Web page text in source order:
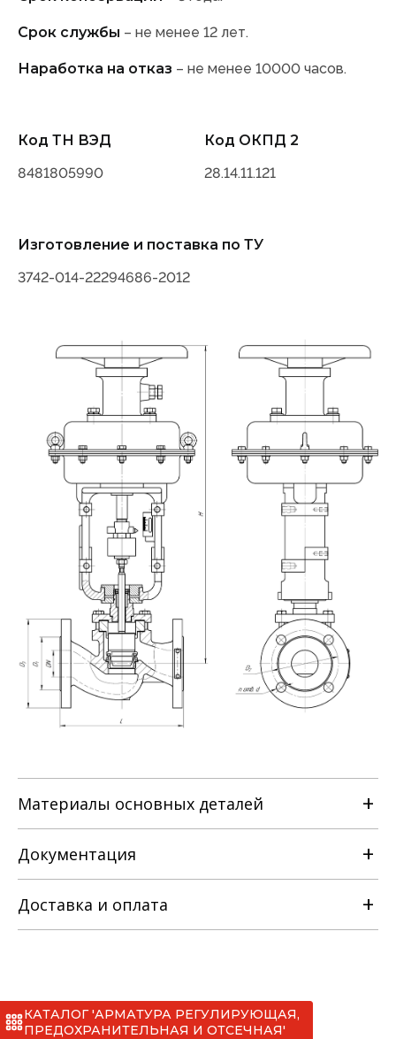
Срок службы – не менее 12 лет.
Наработка на отказ – не менее 10000 часов.
Код ТН ВЭД
8481805990
Код ОКПД 2
28.14.11.121
Изготовление и поставка по ТУ
3742-014-22294686-2012
Материалы основных деталей
25нж47(52)нж
Документация
РЭ на клапан регулирующий
Сертификаты
Доставка и оплата
*
КАТАЛОГ 'АРМАТУРА РЕГУЛИРУЮЩАЯ,
ПРЕДОХРАНИТЕЛЬНАЯ И ОТСЕЧНАЯ'